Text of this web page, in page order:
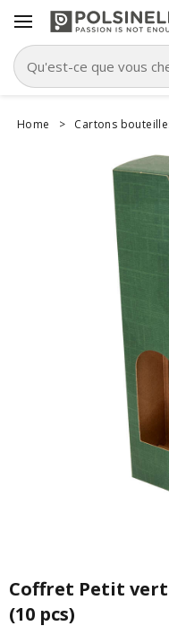
Home > Cartons
Coffret Petit vert
(10 pcs)